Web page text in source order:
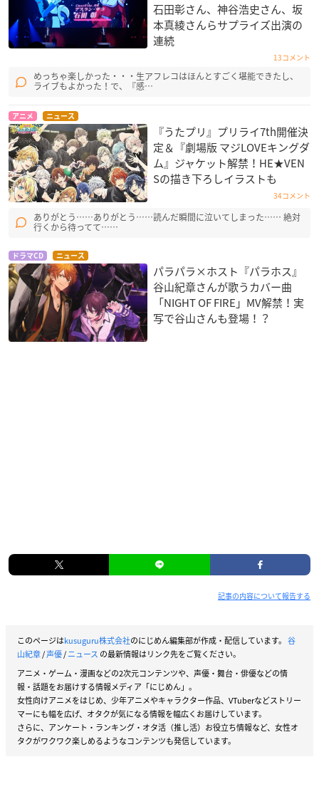
石田彰さん、神谷浩史さん、坂
本真綾さんらサプライズ出演の
連続
13コメント
めっちゃ楽しかった・・・生アフレコはほんとすごく堪能できたし、
ライブもよかった！で、『感…
アニメ ニュース
『うたプリ』プリライ7th開催決
定＆『劇場版 マジLOVEキングダ
ム』ジャケット解禁！HE★VEN
Sの描き下ろしイラストも
34コメント
ありがとう……ありがとう……読んだ瞬間に泣いてしまった…… 絶対
行くから待ってて……
ドラマCD ニュース
パラパラ×ホスト『パラホス』
谷山紀章さんが歌うカバー曲
「NIGHT OF FIRE」MV解禁！実
写で谷山さんも登場！？
記事の内容について報告する
このページはkusuguru株式会社のにじめん編集部が作成・配信しています。 谷
山紀章/声優/ニュース の最新情報はリンク先をご覧ください。
アニメ・ゲーム・漫画などの2次元コンテンツや、声優・舞台・俳優などの情
報・話題をお届けする情報メディア「にじめん」。
女性向けアニメをはじめ、少年アニメやキャラクター作品、VTuberなどストリー
マーにも幅を広げ、オタクが気になる情報を幅広くお届けしています。
さらに、アンケート・ランキング・オタ活（推し活）お役立ち情報など、女性オ
タクがワクワク楽しめるようなコンテンツも発信しています。